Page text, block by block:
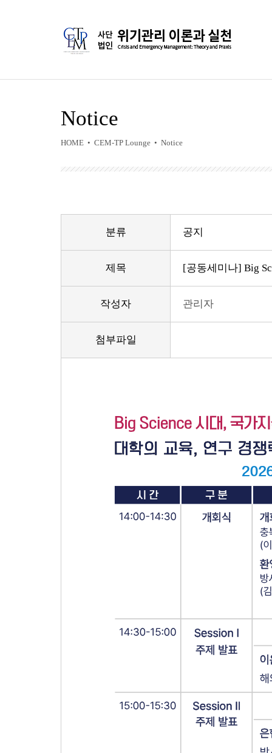
Notice
HOME • CEM-TP Lounge • Notice
분류 공지
제목 [공동세미나] Big
작성자 관리자
첨부파일